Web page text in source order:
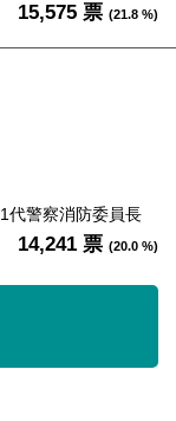
15,575 票 (21.8 %)
代警察消防委員長
14,241 票 (20.0 %)